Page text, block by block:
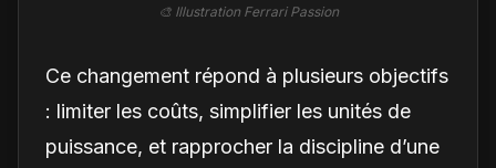
🎨 Illustration Ferrari Passion
Ce changement répond à plusieurs objectifs
: limiter les coûts, simplifier les unités de
puissance, et rapprocher la discipline d’une